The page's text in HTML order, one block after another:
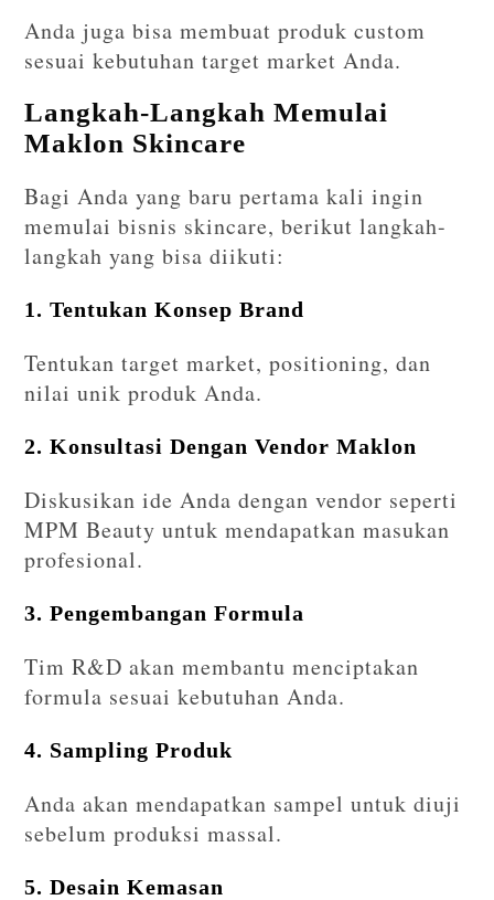
Anda juga bisa membuat produk custom
sesuai kebutuhan target market Anda.
Langkah-Langkah Memulai
Maklon Skincare
Bagi Anda yang baru pertama kali ingin
memulai bisnis skincare, berikut langkah-
langkah yang bisa diikuti:
1. Tentukan Konsep Brand
Tentukan target market, positioning, dan
nilai unik produk Anda.
2. Konsultasi Dengan Vendor Maklon
Diskusikan ide Anda dengan vendor seperti
MPM Beauty untuk mendapatkan masukan
profesional.
3. Pengembangan Formula
Tim R&D akan membantu menciptakan
formula sesuai kebutuhan Anda.
4. Sampling Produk
Anda akan mendapatkan sampel untuk diuji
sebelum produksi massal.
5. Desain Kemasan